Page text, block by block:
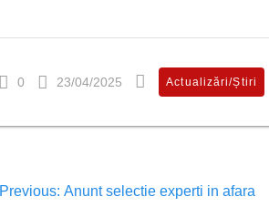
0 23/04/2025 Actualizări/Știri
Previous: Anunt selectie experti in afara